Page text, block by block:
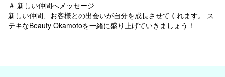
＃ 新しい仲間へメッセージ
新しい仲間、お客様との出会いが自分を成長させてくれます。 ス
テキなBeauty Okamotoを一緒に盛り上げていきましょう！